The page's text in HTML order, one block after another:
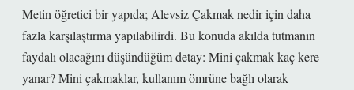
Metin öğretici bir yapıda; Alevsiz Çakmak nedir için daha
fazla karşılaştırma yapılabilirdi. Bu konuda akılda tutmanın
faydalı olacağını düşündüğüm detay: Mini çakmak kaç kere
yanar? Mini çakmaklar, kullanım ömrüne bağlı olarak